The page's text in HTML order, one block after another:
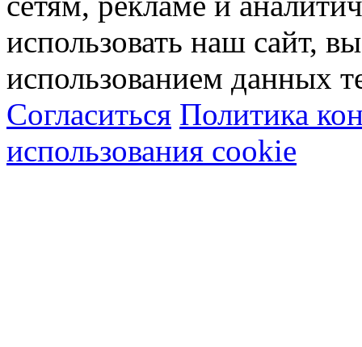
использовать наш сайт,
использованием данных
Согласиться Политика
использования cookie